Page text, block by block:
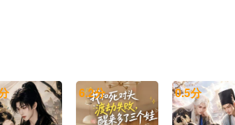
20260523希林娜依·高个人舞台合集
20260523谢可寅Shaking Chloe个人舞台合集
20260612上
6.2分 0.5分